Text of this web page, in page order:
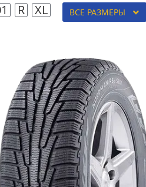
R XL ВСЕ РАЗМЕРЫ